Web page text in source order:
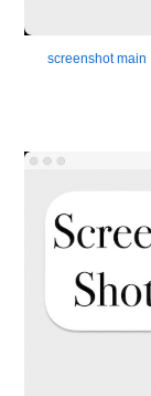
screenshot main